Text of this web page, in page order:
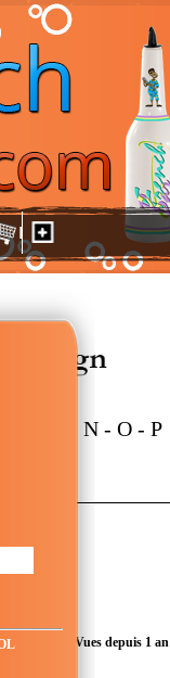
N - O - P
Vues depuis 1